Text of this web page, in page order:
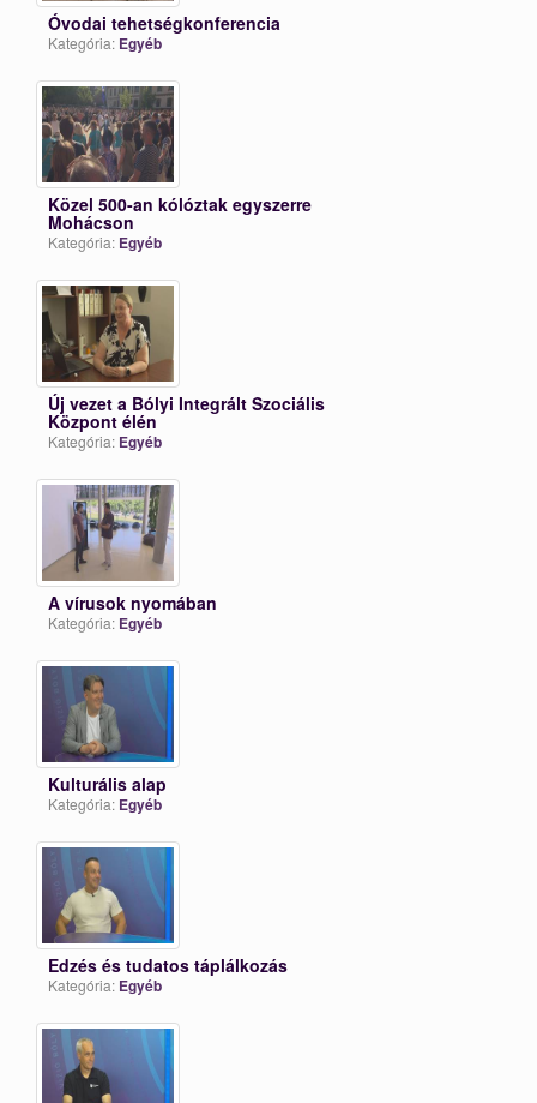
Óvodai tehetségkonferencia
Kategória: Egyéb
Közel 500-an kólóztak egyszerre
Mohácson
Kategória: Egyéb
Új vezet a Bólyi Integrált Szociális
Központ élén
Kategória: Egyéb
A vírusok nyomában
Kategória: Egyéb
Kulturális alap
Kategória: Egyéb
Edzés és tudatos táplálkozás
Kategória: Egyéb